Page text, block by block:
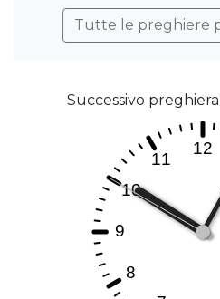
Tutte le preghiere
Successivo